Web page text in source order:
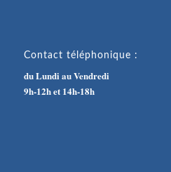
Contact téléphonique :
du Lundi au Vendredi
9h-12h et 14h-18h